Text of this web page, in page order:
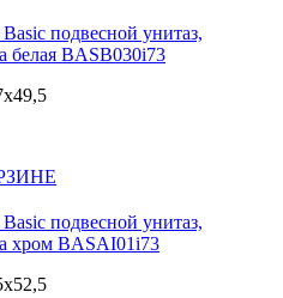
подвесной унитаз,
белая BASB030i73
подвесной унитаз,
хром BASAI01i73